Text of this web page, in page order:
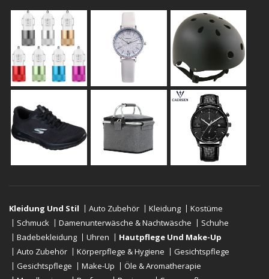
Kleidung Und Stil Auto Zubehör Kleidung
Kostüme
Schmuck
Damenunterwäsche & Nachtwäsche
Schuhe
Badebekleidung
Uhren
Hautpflege Und Make-Up
Auto Zubehör
Körperpflege & Hygiene
Gesichtspflege
Gesichtspflege
Make-Up
Öle & Aromatherapie